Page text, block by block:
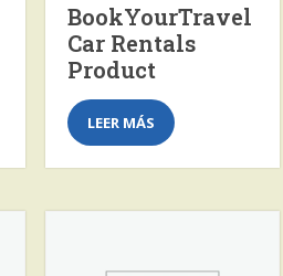
BookYourTravel
Car Rentals
Product
LEER MÁS